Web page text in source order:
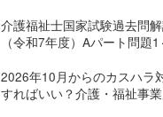
介護福祉士国家試験過去問
（令和7年度）Aパート問題
2026年10月からのカスハラ
すればいい？介護・福祉事